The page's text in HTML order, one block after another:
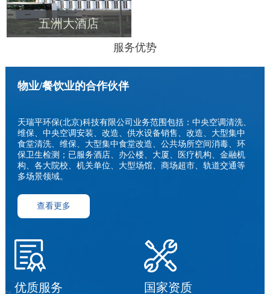
五洲大酒店
查看更多
服务优势
物业/餐饮业的合作伙伴
天瑞平环保(北京)科技有限公司业务范围包括：中央空调清洗、
维保、中央空调安装、改造、供水设备销售、改造、大型集中
食堂清洗、维保、大型集中食堂改造、公共场所空间消毒、环
保卫生检测；已服务酒店、办公楼、大厦、医疗机构、金融机
构、各大院校、机关单位、大型场馆、商场超市、轨道交通等
多场景领域。
查看更多
优质服务 国家资质